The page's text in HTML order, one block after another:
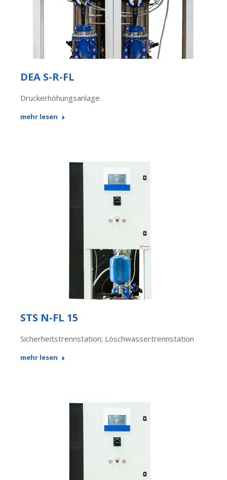
DEA S-R-FL
Druckerhöhungsanlage
mehr lesen
STS N-FL 15
Sicherheitstrennstation; Löschwassertrennstation
mehr lesen